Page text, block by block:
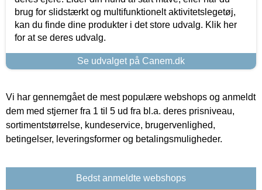
brug for slidstærkt og multifunktionelt aktivitetslegetøj,
kan du finde dine produkter i det store udvalg. Klik her
for at se deres udvalg.
Se udvalget på Canem.dk
Vi har gennemgået de mest populære webshops og anmeldt
dem med stjerner fra 1 til 5 ud fra bl.a. deres prisniveau,
sortimentstørrelse, kundeservice, brugervenlighed,
betingelser, leveringsformer og betalingsmuligheder.
Bedst anmeldte webshops